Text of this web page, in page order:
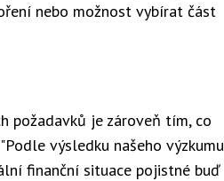
nebo možnost vybírat část
požadavků je zároveň tím, co
výsledku našeho výzkumu
finanční situace pojistné buď